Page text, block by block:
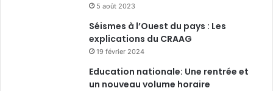
5 août 2023
Séismes à l’Ouest du pays : Les
explications du CRAAG
19 février 2024
Education nationale: Une rentrée et
un nouveau volume horaire